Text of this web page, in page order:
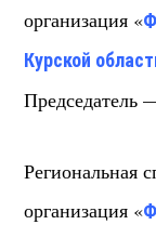
организация «
Курской
Председатель
Региональная
организация «